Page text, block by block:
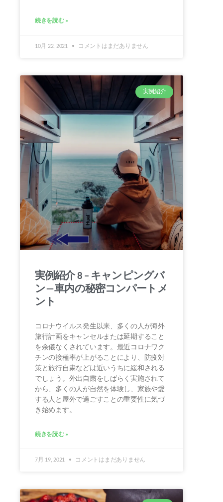
続きを読む »
10月 22, 2021 コメントはまだありません
実例紹介
実例紹介 8 – キャンピングバ
ン―車内の秘密コンパートメ
ント
コロナウイルス発生以来、多くの人が海外
旅行計画をキャンセルまたは延期すること
を余儀なくされています。最近コロナワク
チンの接種率が上がることにより、防疫対
策と旅行自粛などは近いうちに緩和される
でしょう。外出自粛をしばらく実施されて
から、多くの人が自然を体験し、家族や愛
する人と屋外で過ごすことの重要性に気づ
き始めます。
続きを読む »
7月 19, 2021 コメントはまだありません